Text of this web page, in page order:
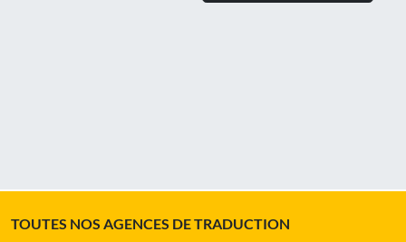
TOUTES NOS AGENCES DE TRADUCTION